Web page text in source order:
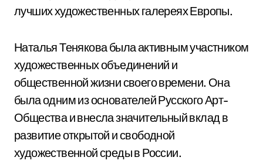
лучших художественных галереях Европы.
Наталья Тенякова была активным участником
художественных объединений и
общественной жизни своего времени. Она
была одним из основателей Русского Арт-
Общества и внесла значительный вклад в
развитие открытой и свободной
художественной среды в России.